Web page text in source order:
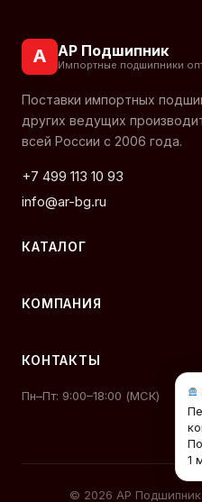
А АР Подшипник
Импортные подшипники
Поставки импортных
других ведущих
всей России с 2006 года.
+7 499 113 10 93
info@ar-bg.ru
КАТАЛОГ
КОМПАНИЯ
КОНТАКТЫ
Пн–Пт: 9:00–18:00 (МСК)
© 2026 АР
1